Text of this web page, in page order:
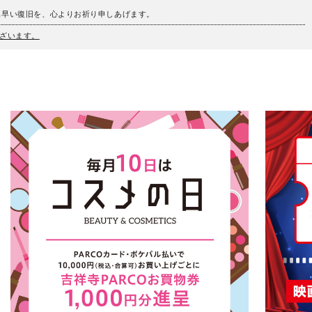
い復旧を、心よりお祈り申しあげます。
います。